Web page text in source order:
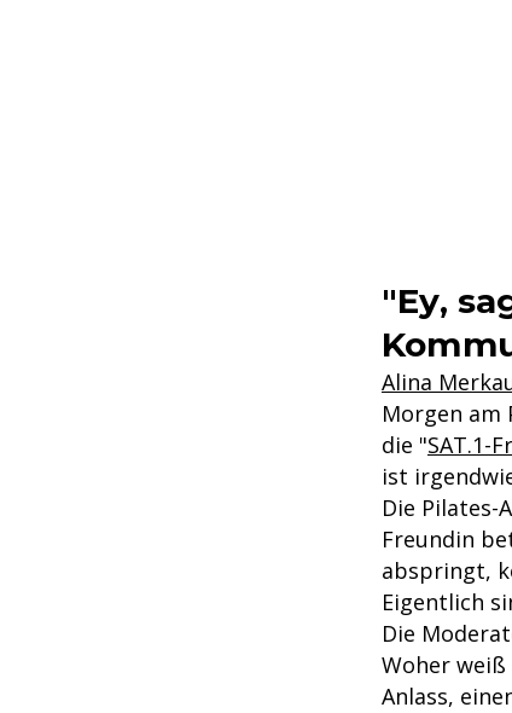
"Ey,
Alina
Morgen am
die "SAT.1-
ist
Die Pilates-
Freundin
abspringt,
Eigentlich
Die
Woher
Anlass,